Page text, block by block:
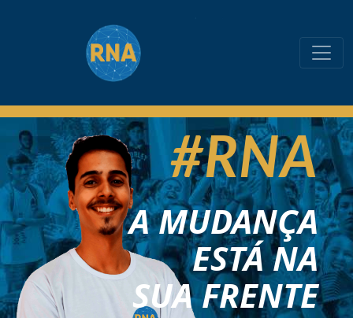
#RNA
A MUDANÇA
ESTÁ NA
SUA FRENTE